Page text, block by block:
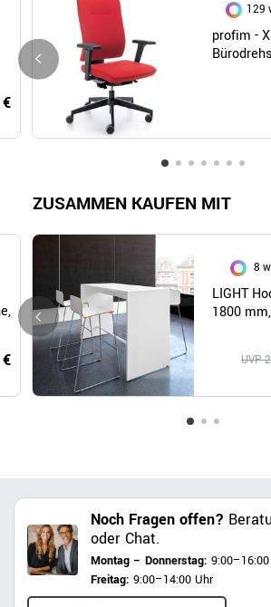
129
profim -
ZUSAMMEN KAUFEN MIT
8
LIGHT
1800
UVP
Noch Fragen offen?
oder Chat.
Montag – Donnerstag:
Freitag: 9:00–14:00 Uhr